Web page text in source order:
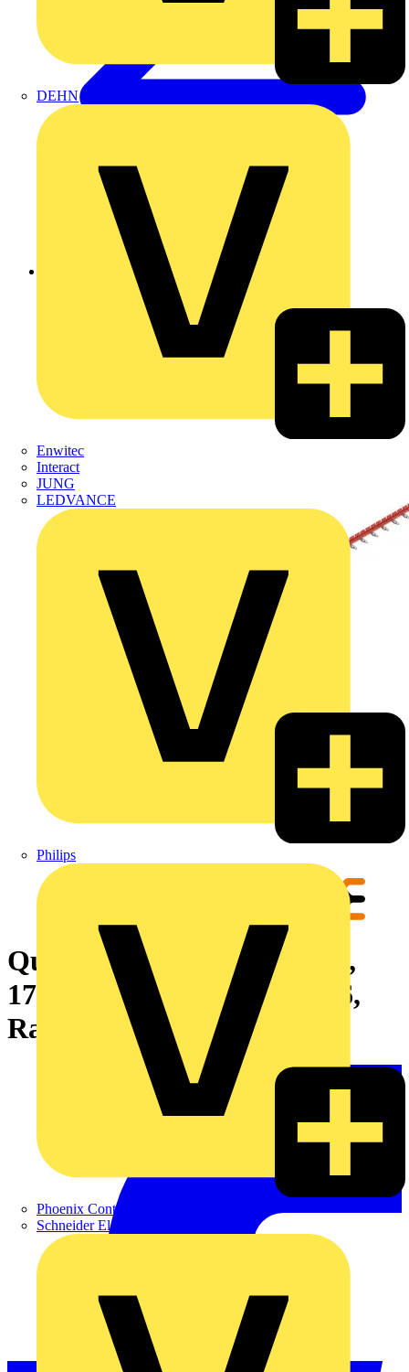
DEHN
Enwitec
Interact
JUNG
LEDVANCE
Philips
Phoenix Contact
Schneider Electric
Zurück zu Produkte
Querverbinder (Relais), rot,
17.5 A, kürzbar, Polzahl: 26,
Raster in mm: 12.80